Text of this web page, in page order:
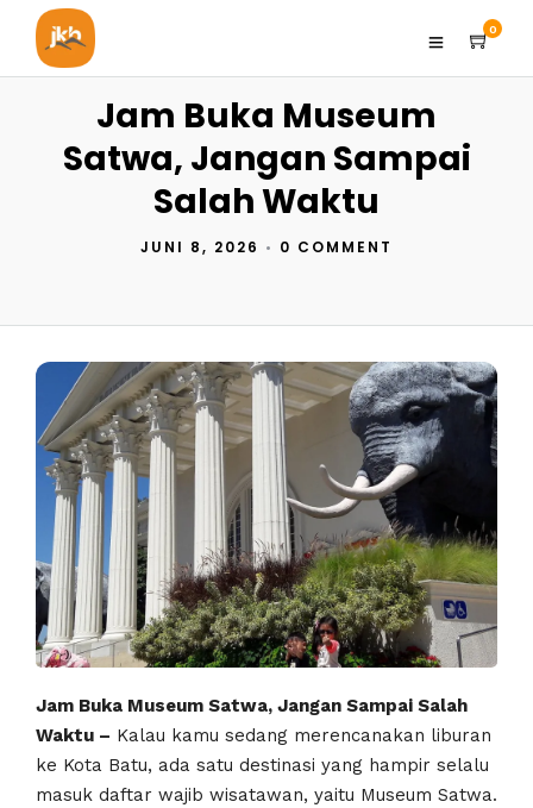
0
Jam Buka Museum
Satwa, Jangan Sampai
Salah Waktu
JUNI 8, 2026 • 0 COMMENT
Jam Buka Museum Satwa, Jangan Sampai Salah
Waktu – Kalau kamu sedang merencanakan liburan
ke Kota Batu, ada satu destinasi yang hampir selalu
masuk daftar wajib wisatawan, yaitu Museum Satwa.